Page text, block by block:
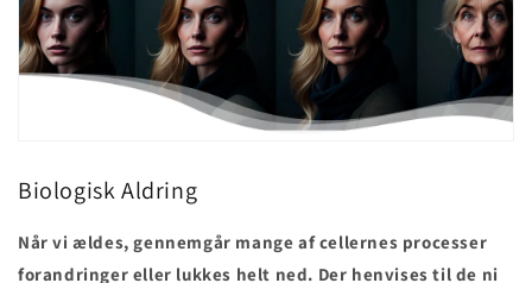
Biologisk Aldring
Når vi ældes, gennemgår mange af cellernes processer
forandringer eller lukkes helt ned. Der henvises til de ni